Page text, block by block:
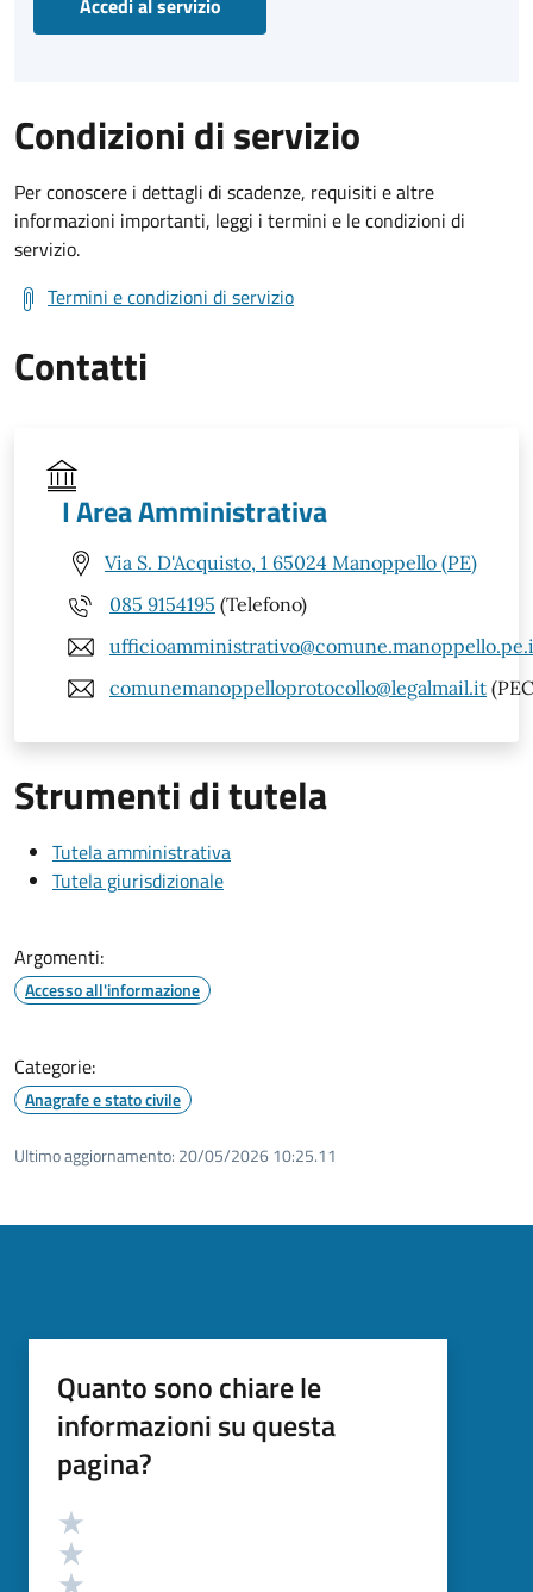
Condizioni di servizio
Per conoscere i dettagli di scadenze, requisiti e altre
informazioni importanti, leggi i termini e le condizioni di
servizio.
Termini e condizioni di servizio
Contatti
I Area Amministrativa
Via S. D'Acquisto, 1 65024 Manoppello (PE)
085 9154195 (Telefono)
comunemanoppelloprotocollo@legalmail.it
Strumenti di tutela
Tutela amministrativa
Tutela giurisdizionale
Argomenti:
Accesso all'informazione
Categorie:
Anagrafe e stato civile
Ultimo aggiornamento: 20/05/2026 10:25.11
Quanto sono chiare le
informazioni su questa
pagina?
Valutazione